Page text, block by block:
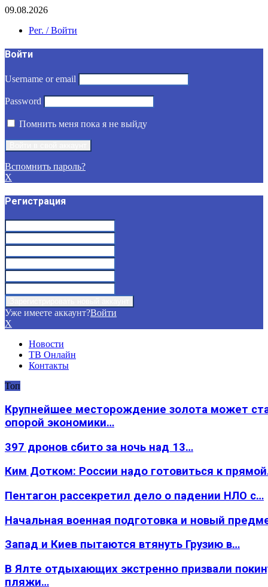
09.08.2026
Рег. / Войти
Войти
Username or email
Password
Помнить меня пока я не выйду
Вспомнить пароль?
X
Регистрация
Уже имеете аккаунт?Войти
X
Новости
ТВ Онлайн
Контакты
Топ
Крупнейшее месторождение золота может
опорой экономики…
397 дронов сбито за ночь над 13…
Ким Дотком: России надо готовиться к
Пентагон рассекретил дело о падении НЛО с…
Начальная военная подготовка и новый
Запад и Киев пытаются втянуть Грузию в…
В Ялте отдыхающих экстренно призвали
пляжи…